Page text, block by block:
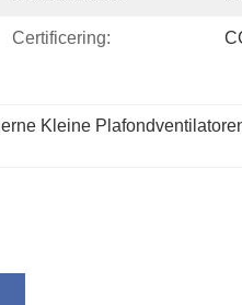
Certificering:
Kleine